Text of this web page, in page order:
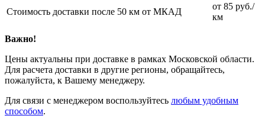
Стоимость доставки после 50 км от МКАД
от 85 руб./
км
Важно!
Цены актуальны при доставке в рамках Московской области.
Для расчета доставки в другие регионы, обращайтесь,
пожалуйста, к Вашему менеджеру.
Для связи с менеджером воспользуйтесь любым удобным
способом.